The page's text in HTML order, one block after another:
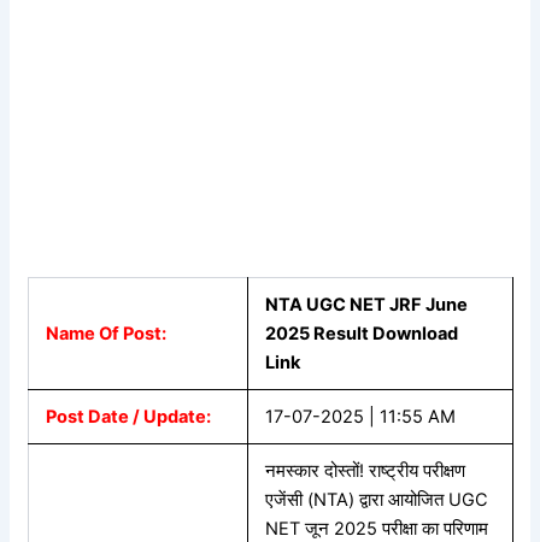
Name Of Post:
NTA UGC NET JRF June
2025 Result Download
Link
Post Date / Update: 17-07-2025 | 11:55 AM
नमस्कार दोस्तों! राष्ट्रीय परीक्षण
एजेंसी (NTA) द्वारा आयोजित UGC
NET जून 2025 परीक्षा का परिणाम